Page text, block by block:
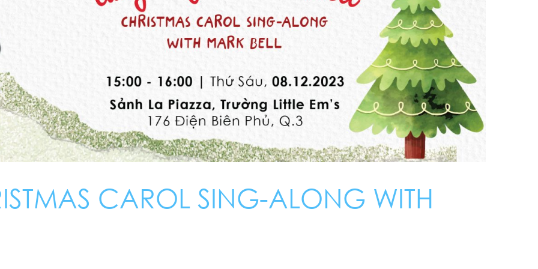
CAROL SING-ALONG WITH